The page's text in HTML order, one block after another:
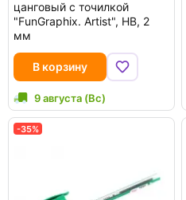
цанговый с точилкой
"FunGraphix. Artist", HB, 2
мм
В корзину
9 августа (Вс)
-35%